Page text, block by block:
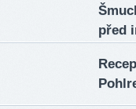
před